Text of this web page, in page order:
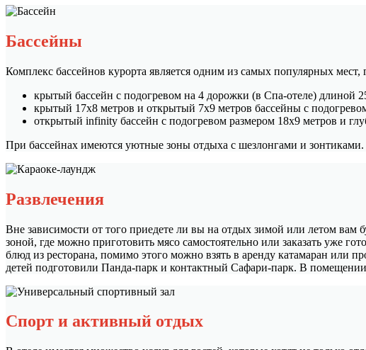
Бассейны
Комплекс бассейнов курорта является одним из самых популярных
крытый бассейн с подогревом на 4 дорожки (в Спа-отеле) длиной
крытый 17х8 метров и открытый 7х9 метров бассейны с
открытый infinity бассейн с подогревом размером 18х9 метров и
При бассейнах имеются уютные зоны отдыха с шезлонгами и зонтиками.
Развлечения
Вне зависимости от того приедете ли вы на отдых зимой или летом вам
зоной, где можно приготовить мясо самостоятельно или заказать уже
блюд из ресторана, помимо этого можно взять в аренду катамаран или
детей подготовили Панда-парк и контактный Сафари-парк. В
Спорт и активный отдых